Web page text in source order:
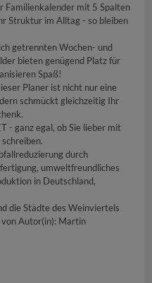
Familienkalender mit 5 Spalten
Struktur im Alltag - so bleiben
getrennten Wochen- und
bieten genügend Platz für
Spaß!
Planer ist nicht nur eine
schmückt gleichzeitig Ihr
- ganz egal, ob Sie lieber mit
durch
umweltfreundliches
in Deutschland,
die Städte des Weinviertels
von Autor(in): Martin